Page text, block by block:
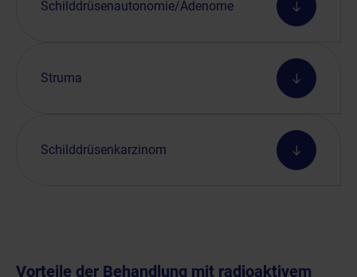
Schilddrüsenautonomie/Adenome
Struma
Schilddrüsenkarzinom
Vorteile der Behandlung mit radioaktivem